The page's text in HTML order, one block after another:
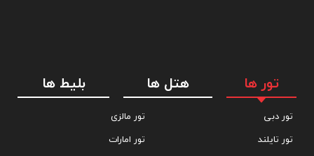
تور ها هتل ها بلیط ها
تور دبی
تور تایلند
تور مالزی
تور امارات